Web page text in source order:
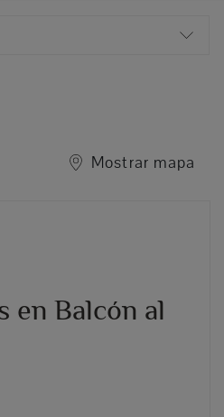
Mostrar mapa
en Balcón al